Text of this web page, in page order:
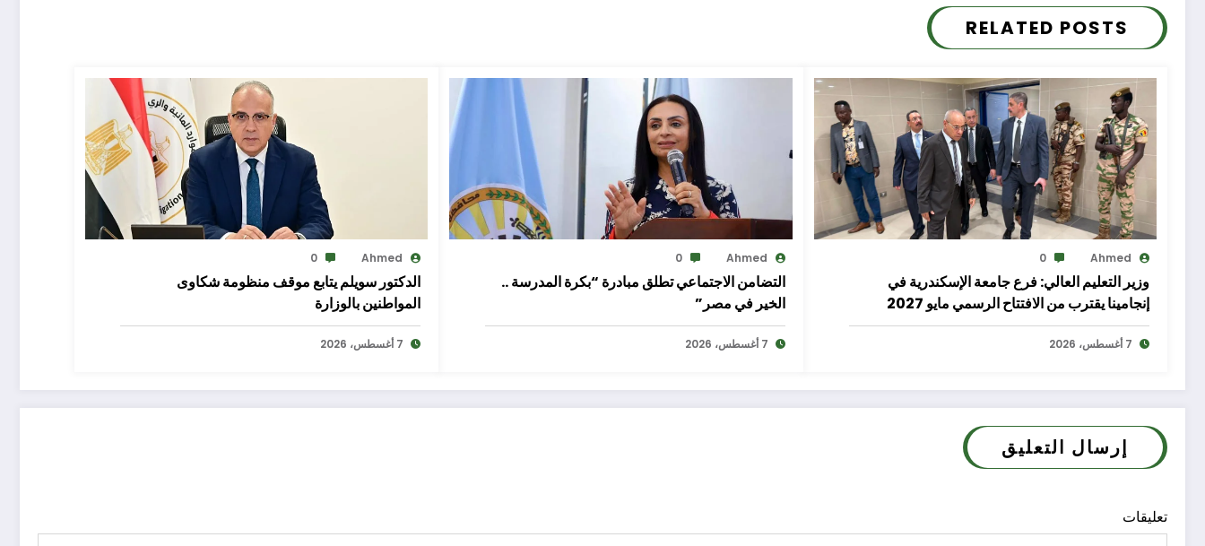
RELATED POSTS
Ahmed
0
وزير التعليم العالي: فرع جامعة الإسكندرية في
إنجامينا يقترب من الافتتاح الرسمي مايو 2027
7 أغسطس، 2026
Ahmed
0
التضامن الاجتماعي تطلق مبادرة “بكرة المدرسة ..
الخير في مصر”
7 أغسطس، 2026
Ahmed
0
الدكتور سويلم يتابع موقف منظومة شكاوى
المواطنين بالوزارة
7 أغسطس، 2026
إرسال التعليق
تعليقات